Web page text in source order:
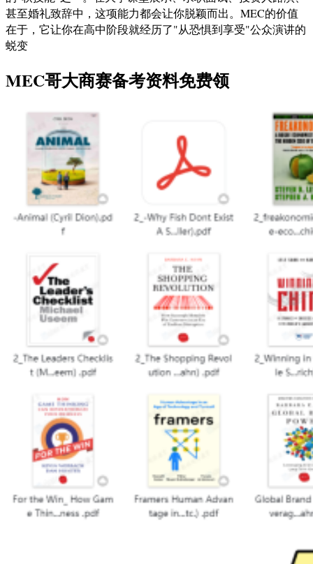
甚至婚礼致辞中，这项能力都会让你脱颖而出。MEC的价值
在于，它让你在高中阶段就经历了"从恐惧到享受"公众演讲的
蜕变
MEC哥大商赛备考资料免费领